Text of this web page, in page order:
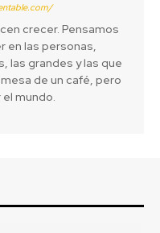
crecer. Pensamos
en las personas,
las grandes y las que
de un café, pero
el mundo.